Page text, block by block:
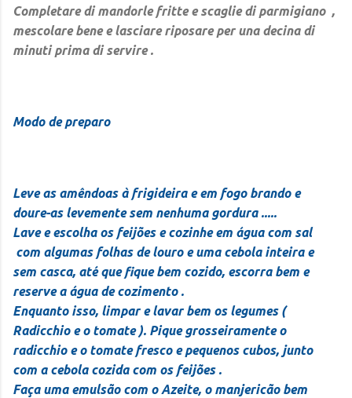
Completare di mandorle fritte e scaglie di parmigiano ,
mescolare bene e lasciare riposare per una decina di
minuti prima di servire .
Modo de preparo
Leve as amêndoas à frigideira e em fogo brando e
doure-as levemente sem nenhuma gordura .....
Lave e escolha os feijões e cozinhe em água com sal
com algumas folhas de louro e uma cebola inteira e
sem casca, até que fique bem cozido, escorra bem e
reserve a água de cozimento .
Enquanto isso, limpar e lavar bem os legumes (
Radicchio e o tomate ). Pique grosseiramente o
radicchio e o tomate fresco e pequenos cubos, junto
com a cebola cozida com os feijões .
Faça uma emulsão com o Azeite, o manjericão bem